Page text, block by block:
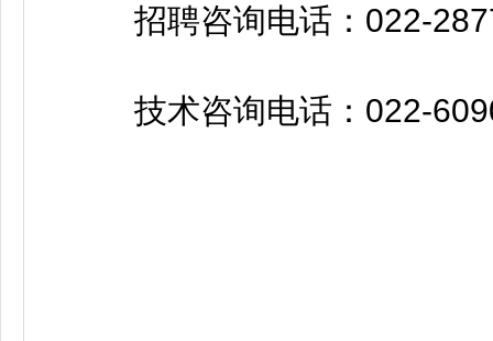
招聘咨询电话：022-
技术咨询电话：022-